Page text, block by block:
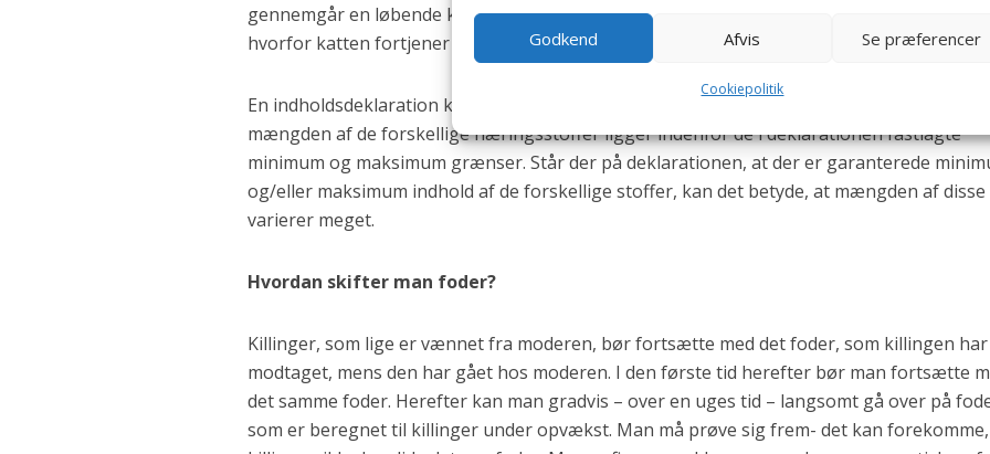
Godkend Afvis Se præferencer
Cookiepolitik
gennemgår en løbende kvalitetskontrol, er en bedre foderkvalitet end andre produkter,
hvorfor katten fortjener et sådant foder.
En indholdsdeklaration kan være svær at gennemskue. Man kan dog være sikker på, at
mængden af de forskellige næringsstoffer ligger indenfor de i deklarationen fastlagte
minimum og maksimum grænser. Står der på deklarationen, at der er garanterede
og/eller maksimum indhold af de forskellige stoffer, kan det betyde, at mængden af disse
varierer meget.
Hvordan skifter man foder?
Killinger, som lige er vænnet fra moderen, bør fortsætte med det foder, som killingen har
modtaget, mens den har gået hos moderen. I den første tid herefter bør man fortsætte
det samme foder. Herefter kan man gradvis – over en uges tid – langsomt gå over på
som er beregnet til killinger under opvækst. Man må prøve sig frem- det kan